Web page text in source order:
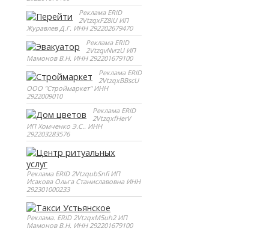
Реклама ERID
2VtzqxFZ8iU ИП
Журавлев Д.Г. ИНН 292202679470
Реклама ERID
2VtzqvNvrzU ИП
Мамонов В.Н. ИНН 292201679100
Реклама ERID
2VtzqxBBscU
ООО "Строймаркет" ИНН
2922009010
Реклама ERID
2VtzqxfHerV
ИП Хомченко Э.С.. ИНН
292203283576
Реклама ERID 2VtzqubSnfi ИП
Исакова Ольга Станиславовна ИНН
292301000233
Реклама. ERID 2VtzqxM5uh2 ИП
Мамонов В.Н. ИНН 292201679100